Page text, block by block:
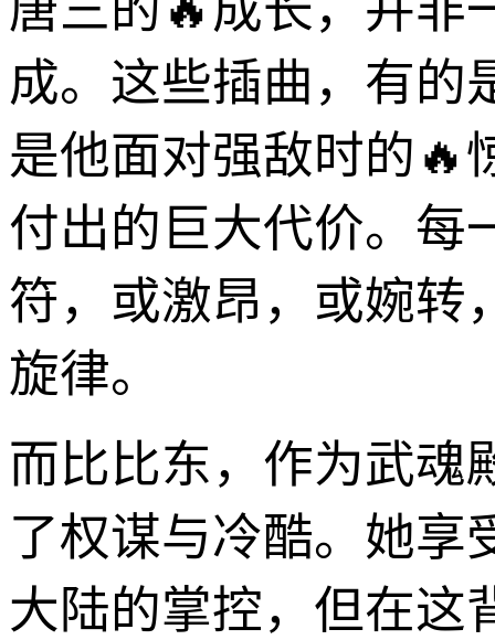
成。这些插曲，有的
是他面对强敌时的🔥
付出的巨大代价。每
符，或激昂，或婉转
旋律。
而比比东，作为武魂
了权谋与冷酷。她享
大陆的掌控，但在这